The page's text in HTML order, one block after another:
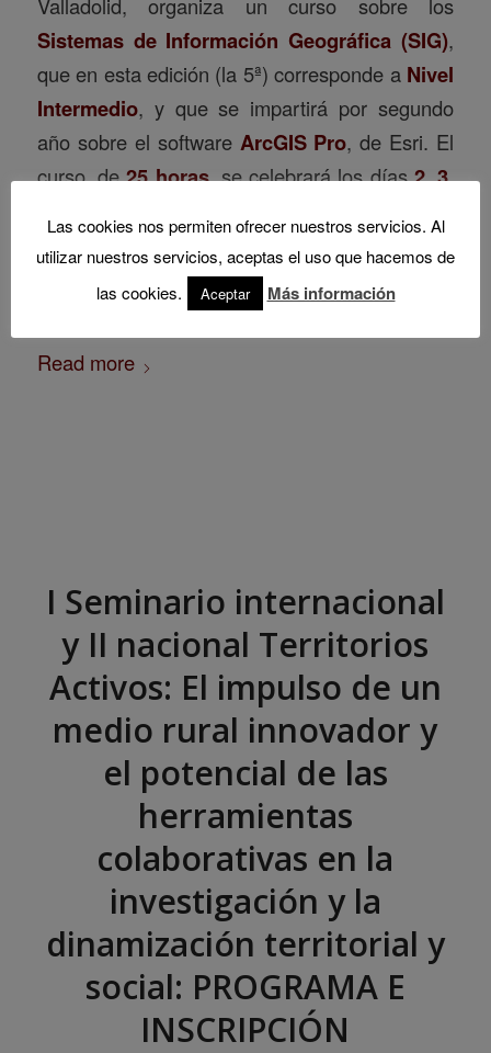
Sistemas de Información Geográfica (SIG),
que en esta edición (la 5ª) corresponde a Nivel
Intermedio, y que se impartirá por segundo
año sobre el software ArcGIS Pro, de Esri. El
curso, de25 horas, se celebrará los días2, 3,
(los jueves, de 16:00 a 20:30) y de mañana (los
viernes, de 9:30 a 14:00), en la ETS de
Arquitectura de Valladolid.
Read more
I Seminario internacional
y II nacional Territorios
Activos: El impulso de un
medio rural innovador y
el potencial de las
herramientas
colaborativas en la
investigación y la
dinamización territorial y
social: PROGRAMA E
INSCRIPCIÓN
Las cookies nos permiten ofrecer nuestros servicios. Al
utilizar nuestros servicios, aceptas el uso que hacemos de
las cookies.
Aceptar Más información